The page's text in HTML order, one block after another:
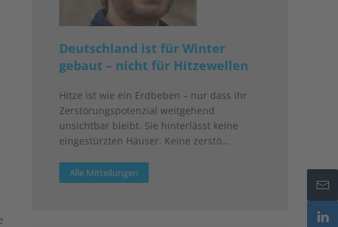
Deutschland ist für Winter
gebaut – nicht für Hitzewellen
Hitze ist wie ein Erdbeben – nur dass ihr
Zerstörungspotenzial weitgehend
unsichtbar bleibt. Sie hinterlässt keine
eingestürzten Häuser. Keine zerstö…
Alle Mitteilungen